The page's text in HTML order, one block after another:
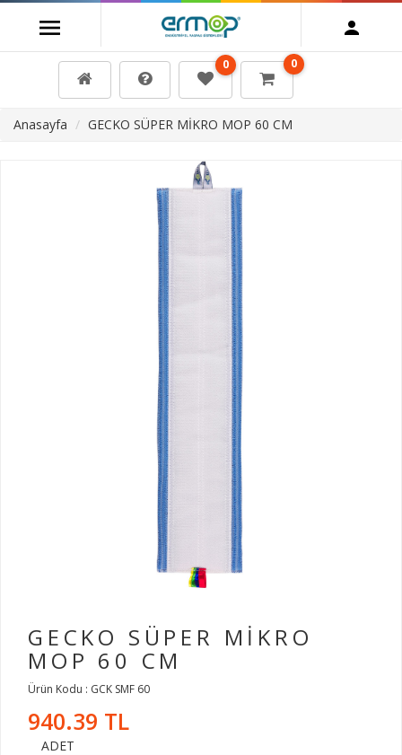
0 0
Anasayfa GECKO SÜPER MİKRO MOP 60 CM
GECKO SÜPER MİKRO
MOP 60 CM
Ürün Kodu : GCK SMF 60
940.39 TL
ADET